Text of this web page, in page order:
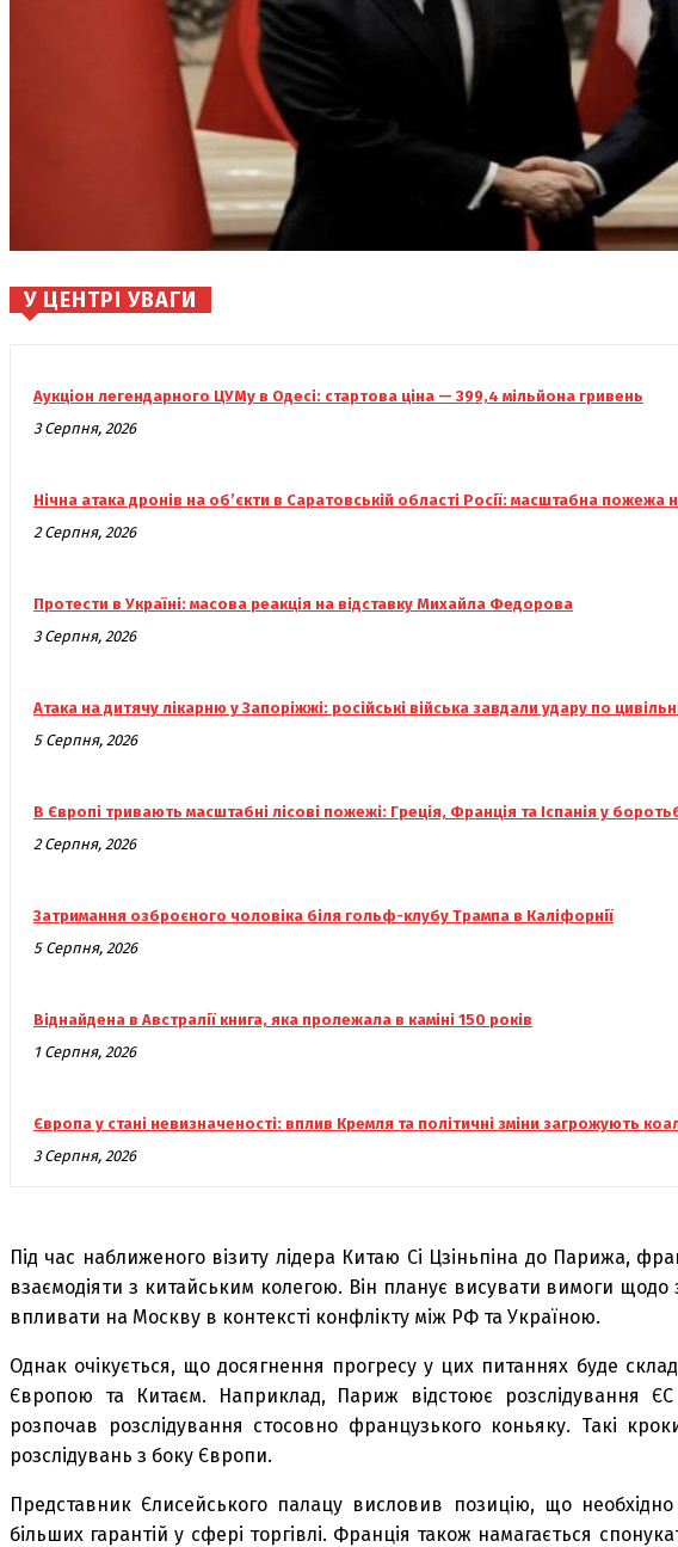
У ЦЕНТРІ УВАГИ
Аукціон легендарного ЦУМу в Одесі: стартова ціна — 399,4 мільйона гривень
3 Серпня, 2026
Нічна атака дронів на об’єкти в Саратовській області Росії: масштабна
2 Серпня, 2026
Протести в Україні: масова реакція на відставку Михайла Федорова
3 Серпня, 2026
Атака на дитячу лікарню у Запоріжжі: російські війська завдали удару по
5 Серпня, 2026
В Європі тривають масштабні лісові пожежі: Греція, Франція та Іспанія у
2 Серпня, 2026
Затримання озброєного чоловіка біля гольф-клубу Трампа в Каліфорнії
5 Серпня, 2026
Віднайдена в Австралії книга, яка пролежала в каміні 150 років
1 Серпня, 2026
Європа у стані невизначеності: вплив Кремля та політичні зміни загрожують
3 Серпня, 2026
Під час наближеного візиту лідера Китаю Сі Цзіньпіна до Парижа,
взаємодіяти з китайським колегою. Він планує висувати вимоги
впливати на Москву в контексті конфлікту між РФ та Україною.
Однак очікується, що досягнення прогресу у цих питаннях буде
Європою та Китаєм. Наприклад, Париж відстоює розслідування ЄС
розпочав розслідування стосовно французького коньяку. Такі
розслідувань з боку Європи.
Представник Єлисейського палацу висловив позицію, що
більших гарантій у сфері торгівлі. Франція також намагається